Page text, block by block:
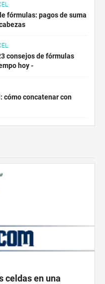
fórmulas: pagos de suma
consejos de fórmulas
hoy -
cómo concatenar con
celdas en una